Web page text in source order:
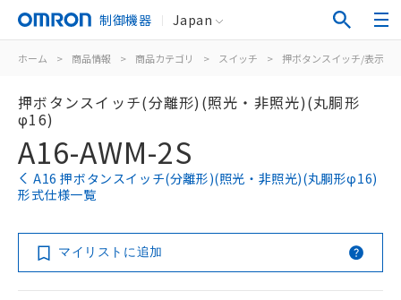
制御機器 Japan
ホーム > 商品情報 > 商品カテゴリ > スイッチ > 押ボタンスイッチ/表示灯
押ボタンスイッチ(分離形)(照光・非照光)(丸胴形
φ16)
A16-AWM-2S
A16 押ボタンスイッチ(分離形)(照光・非照光)(丸胴形φ16)
形式仕様一覧
マイリストに追加